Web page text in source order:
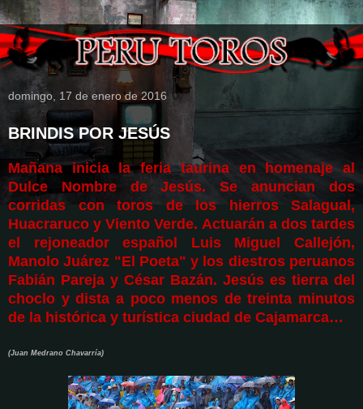
domingo, 17 de enero de 2016
BRINDIS POR JESÚS
Mañana inicia la feria taurina en homenaje al
Dulce Nombre de Jesús. Se anuncian dos
corridas con toros de los hierros Salagual,
Huacraruco y Viento Verde. Actuarán a dos tardes
el rejoneador español Luis Miguel Callejón,
Manolo Juárez "El Poeta" y los diestros peruanos
Fabián Pareja y César Bazán. Jesús es tierra del
choclo y dista a poco menos de treinta minutos
de la histórica y turística ciudad de Cajamarca…
(Juan Medrano Chavarría)